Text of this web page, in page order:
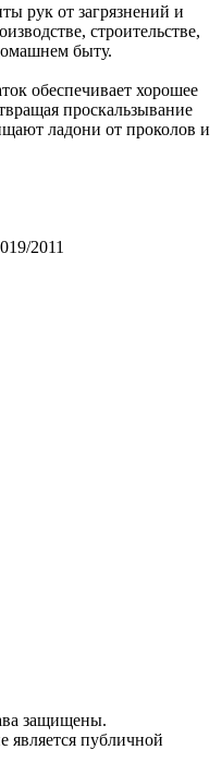
рук от загрязнений и
строительстве,
быту.
обеспечивает хорошее
проскальзывание
ладони от проколов и
2011
защищены.
является публичной